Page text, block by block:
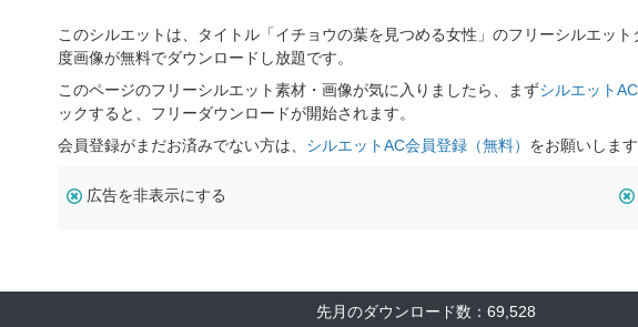
このシルエットは、タイトル「イチョウの葉を見つめる女性」のフリーシルエッ
度画像が無料でダウンロードし放題です。
このページのフリーシルエット素材・画像が気に入りましたら、まずシルエット
ックすると、フリーダウンロードが開始されます。
会員登録がまだお済みでない方は、 シルエットAC会員登録（無料） をお願いします
広告を非表示にする
先月のダウンロード数：69,528